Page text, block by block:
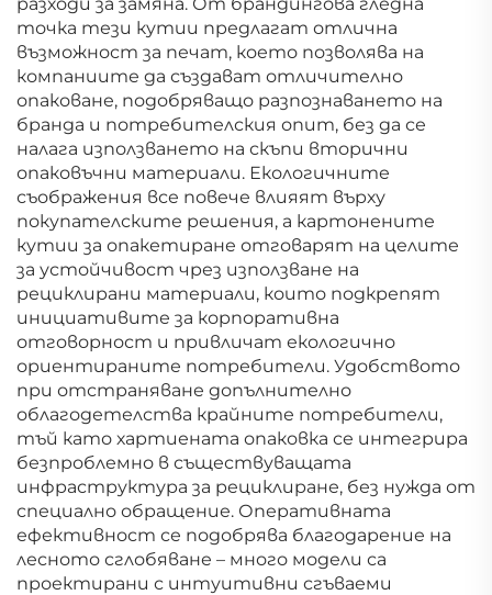
точка тези кутии предлагат отлична
възможност за печат, което позволява на
компаниите да създават отличително
опаковане, подобряващо разпознаването на
бранда и потребителския опит, без да се
налага използването на скъпи вторични
опаковъчни материали. Екологичните
съображения все повече влияят върху
покупателските решения, а картонените
кутии за опакетиране отговарят на целите
за устойчивост чрез използване на
рециклирани материали, които подкрепят
инициативите за корпоративна
отговорност и привличат екологично
ориентираните потребители. Удобството
при отстраняване допълнително
облагодетелства крайните потребители,
тъй като хартиената опаковка се интегрира
безпроблемно в съществуващата
инфраструктура за рециклиране, без нужда от
специално обращение. Оперативната
ефективност се подобрява благодарение на
лесното сглобяване – много модели са
проектирани с интуитивни сгъваеми